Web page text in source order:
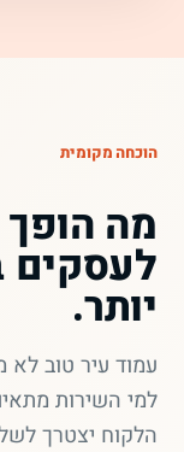
הוכחה מקומית
מה
לעסקים
יותר.
עמוד עיר טוב לא
למי השירות
הלקוח יצטרך